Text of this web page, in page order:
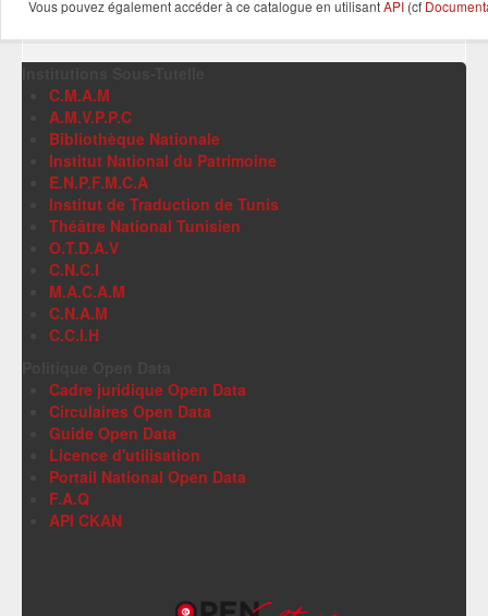
Vous pouvez également accéder à ce catalogue en utilisantAPI (cf
C.M.A.M
A.M.V.P.P.C
Bibliothèque Nationale
Institut National du Patrimoine
E.N.P.F.M.C.A
Institut de Traduction de Tunis
Théâtre National Tunisien
O.T.D.A.V
C.N.C.I
M.A.C.A.M
C.N.A.M
C.C.I.H
Cadre juridique Open Data
Circulaires Open Data
Guide Open Data
Licence d'utilisation
Portail National Open Data
F.A.Q
API CKAN